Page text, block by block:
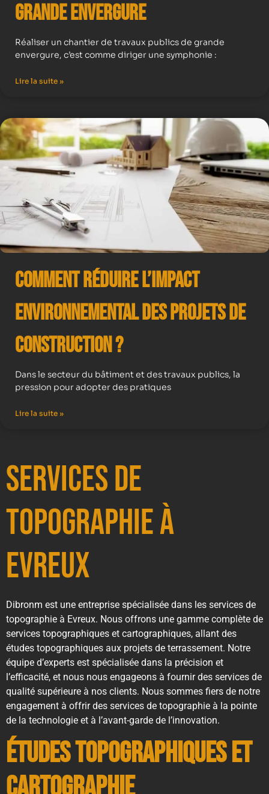
Grande Envergure
Réaliser un chantier de travaux publics de grande
envergure, c’est comme diriger une symphonie :
Lire la suite »
Comment Réduire l’Impact
Environnemental des Projets de
Construction ?
Dans le secteur du bâtiment et des travaux publics, la
pression pour adopter des pratiques
Lire la suite »
Services de
Topographie à
Evreux
Dibronm est une entreprise spécialisée dans les services de
topographie à Evreux. Nous offrons une gamme complète de
services topographiques et cartographiques, allant des
études topographiques aux projets de terrassement. Notre
équipe d’experts est spécialisée dans la précision et
l’efficacité, et nous nous engageons à fournir des services de
qualité supérieure à nos clients. Nous sommes fiers de notre
engagement à offrir des services de topographie à la pointe
de la technologie et à l’avant-garde de l’innovation.
Études topographiques et